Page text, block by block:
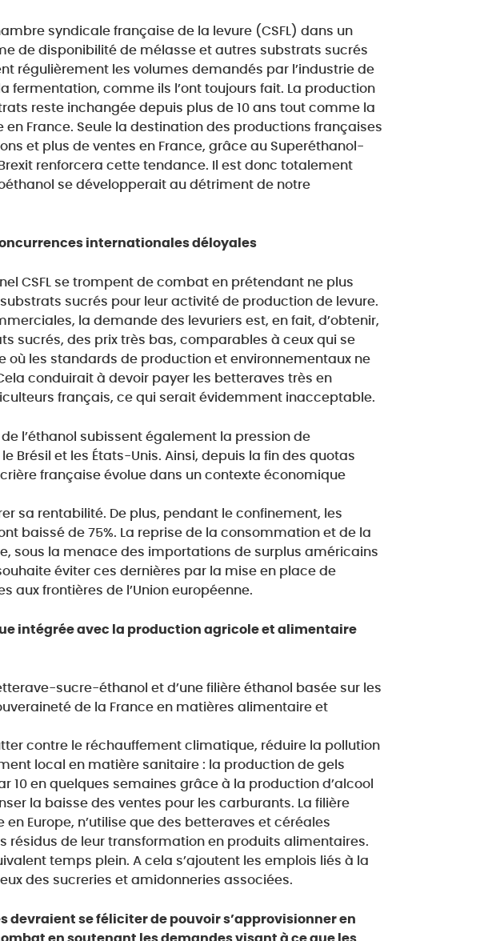
syndicale française de la levure (CSFL) dans un
de disponibilité de mélasse et autres substrats sucrés
régulièrement les volumes demandés par l’industrie de
fermentation, comme ils l’ont toujours fait. La production
reste inchangée depuis plus de 10 ans tout comme la
France. Seule la destination des productions françaises
et plus de ventes en France, grâce au Superéthanol-
Brexit renforcera cette tendance. Il est donc totalement
se développerait au détriment de notre
internationales déloyales
CSFL se trompent de combat en prétendant ne plus
sucrés pour leur activité de production de levure.
la demande des levuriers est, en fait, d’obtenir,
sucrés, des prix très bas, comparables à ceux qui se
où les standards de production et environnementaux ne
conduirait à devoir payer les betteraves très en
français, ce qui serait évidemment inacceptable.
l’éthanol subissent également la pression de
Brésil et les États-Unis. Ainsi, depuis la fin des quotas
française évolue dans un contexte économique
sa rentabilité. De plus, pendant le confinement, les
baissé de 75%. La reprise de la consommation et de la
sous la menace des importations de surplus américains
éviter ces dernières par la mise en place de
aux frontières de l’Union européenne.
intégrée avec la production agricole et alimentaire
sucre-éthanol et d’une filière éthanol basée sur les
de la France en matières alimentaire et
contre le réchauffement climatique, réduire la pollution
local en matière sanitaire : la production de gels
10 en quelques semaines grâce à la production d’alcool
la baisse des ventes pour les carburants. La filière
Europe, n’utilise que des betteraves et céréales
résidus de leur transformation en produits alimentaires.
temps plein. A cela s’ajoutent les emplois liés à la
des sucreries et amidonneries associées.
devraient se féliciter de pouvoir s’approvisionner en